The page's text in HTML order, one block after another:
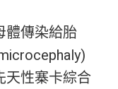
體傳染給胎
天性寨卡綜合